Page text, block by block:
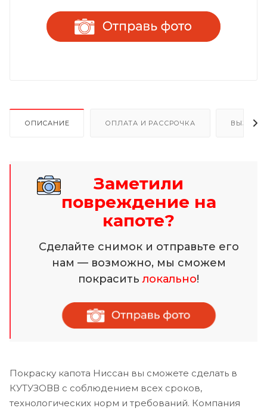
ОПИСАНИЕ ОПЛАТА И РАССРОЧКА ВЫЗОВ
Заметили
повреждение на
капоте?
Сделайте снимок и отправьте его
нам — возможно, мы сможем
покраситьлокально!
Покраску капота Ниссан вы сможете сделать в
КУТУЗОВВ с соблюдением всех сроков,
технологических норм и требований. Компания